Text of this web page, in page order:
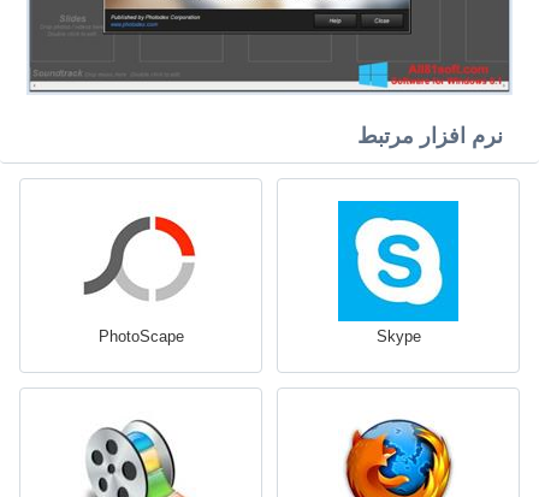
نرم افزار مرتبط
Skype
PhotoScape